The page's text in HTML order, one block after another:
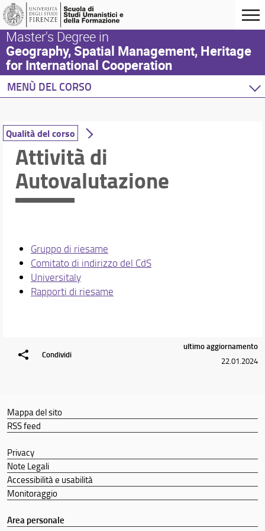
Master's Degree in
Geography, Spatial Management, Heritage
for International Cooperation
MENÙ DEL CORSO
Corso di studio
Laurea in Geografia, gestione del territorio, beni
Presentazione del corso
Sedi e strutture
Norme e regolamenti
Organizzazione
Servizio di tutorato
Proseguire dopo la laurea
Qualità del corso
Segnalazioni e reclami
Linee guida per l'utilizzo dell'Intelligenza Artificiale
Docenti
Orario e calendari
Qualità del corso
Attività di
Autovalutazione
Gruppo di riesame
Comitato di indirizzo del CdS
Universitaly
Rapporti di riesame
Condividi
ultimo aggiornamento
22.01.2024
Mappa del sito
RSS feed
Privacy
Note Legali
Accessibilità e usabilità
Monitoraggio
Area personale